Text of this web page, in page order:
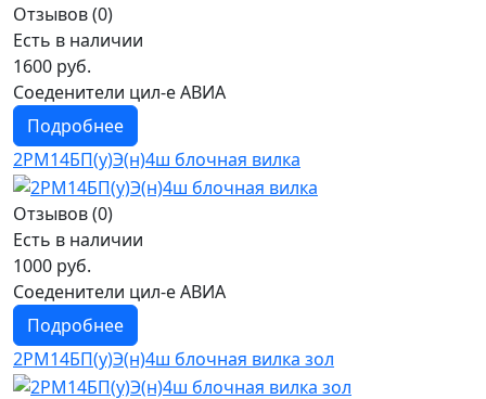
Отзывов (0)
Есть в наличии
1600 руб.
Соеденители цил-е АВИА
Подробнее
2РМ14БП(у)Э(н)4ш блочная вилка
Отзывов (0)
Есть в наличии
1000 руб.
Соеденители цил-е АВИА
Подробнее
2РМ14БП(у)Э(н)4ш блочная вилка зол